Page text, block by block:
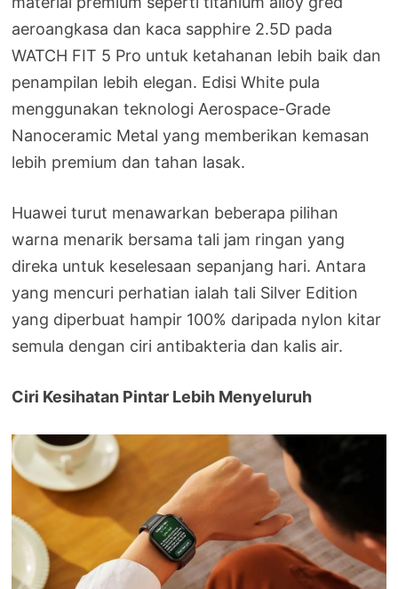
aeroangkasa dan kaca sapphire 2.5D pada
WATCH FIT 5 Pro untuk ketahanan lebih baik dan
penampilan lebih elegan. Edisi White pula
menggunakan teknologi Aerospace-Grade
Nanoceramic Metal yang memberikan kemasan
lebih premium dan tahan lasak.
Huawei turut menawarkan beberapa pilihan
warna menarik bersama tali jam ringan yang
direka untuk keselesaan sepanjang hari. Antara
yang mencuri perhatian ialah tali Silver Edition
yang diperbuat hampir 100% daripada nylon kitar
semula dengan ciri antibakteria dan kalis air.
Ciri Kesihatan Pintar Lebih Menyeluruh